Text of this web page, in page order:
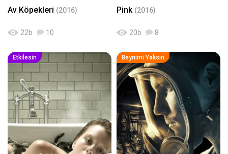
Av Köpekleri (2016)
22b 10
Pink (2016)
20b 8
Etkilesin Beynimi Yaksın